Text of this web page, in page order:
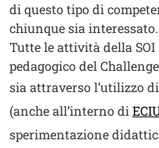
di questo tipo di
chiunque sia interessato.
Tutte le attività della
pedagogico del
sia attraverso l’utilizzo di
(anche all’interno di
sperimentazione